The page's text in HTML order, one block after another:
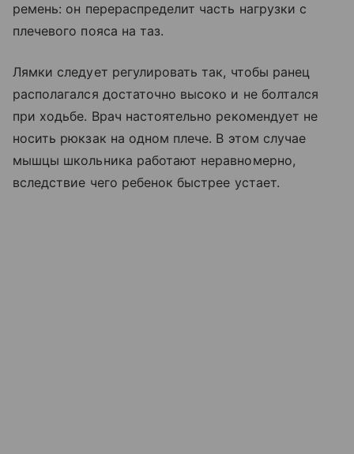
ремень: он перераспределит часть нагрузки с
плечевого пояса на таз.
Лямки следует регулировать так, чтобы ранец
располагался достаточно высоко и не болтался
при ходьбе. Врач настоятельно рекомендует не
носить рюкзак на одном плече. В этом случае
мышцы школьника работают неравномерно,
вследствие чего ребенок быстрее устает.